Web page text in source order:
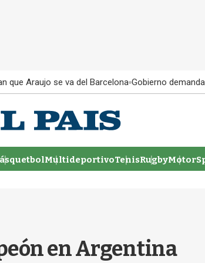
que Araujo se va del Barcelona Gobierno
MultideportivoTenisRugby
en Argentina